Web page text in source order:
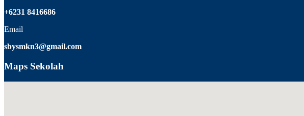
+6231 8416686
Email
sbysmkn3@gmail.com
Maps Sekolah